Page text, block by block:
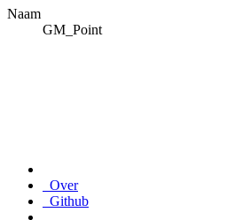
Naam
GM_Point
Over
Github